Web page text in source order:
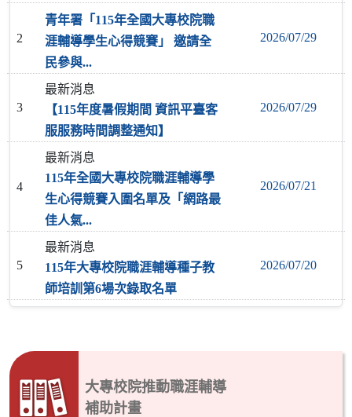
2
青年署「115年全國大專校院職
涯輔導學生心得競賽」 邀請全
民參與...
2026/07/29
3
最新消息
【115年度暑假期間 資訊平臺客
服服務時間調整通知】
2026/07/29
4
最新消息
115年全國大專校院職涯輔導學
生心得競賽入圍名單及「網路最
佳人氣...
2026/07/21
5
最新消息
115年大專校院職涯輔導種子教
師培訓第6場次錄取名單
2026/07/20
大專校院推動職涯輔導
補助計畫